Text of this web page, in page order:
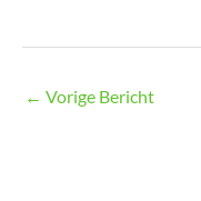
← Vorige Bericht